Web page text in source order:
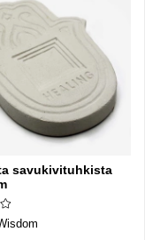
savukivituhkista